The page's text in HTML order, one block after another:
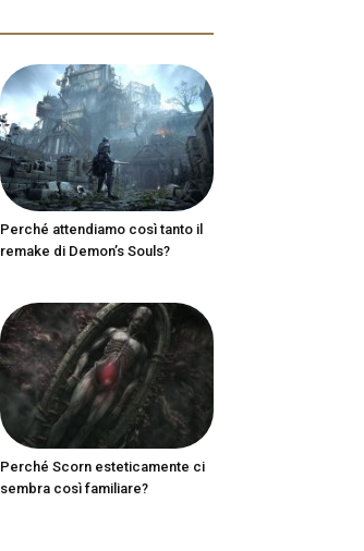
Perché attendiamo così tanto il
remake di Demon’s Souls?
Perché Scorn esteticamente ci
sembra così familiare?